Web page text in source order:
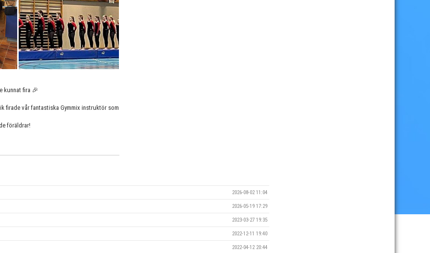
kunnat fira 🎉
firade vår fantastiska Gymmix instruktör som
föräldrar!
2026-08-02 11:04
2026-05-19 17:29
2023-03-27 19:35
2022-12-11 19:40
2022-04-12 20:44